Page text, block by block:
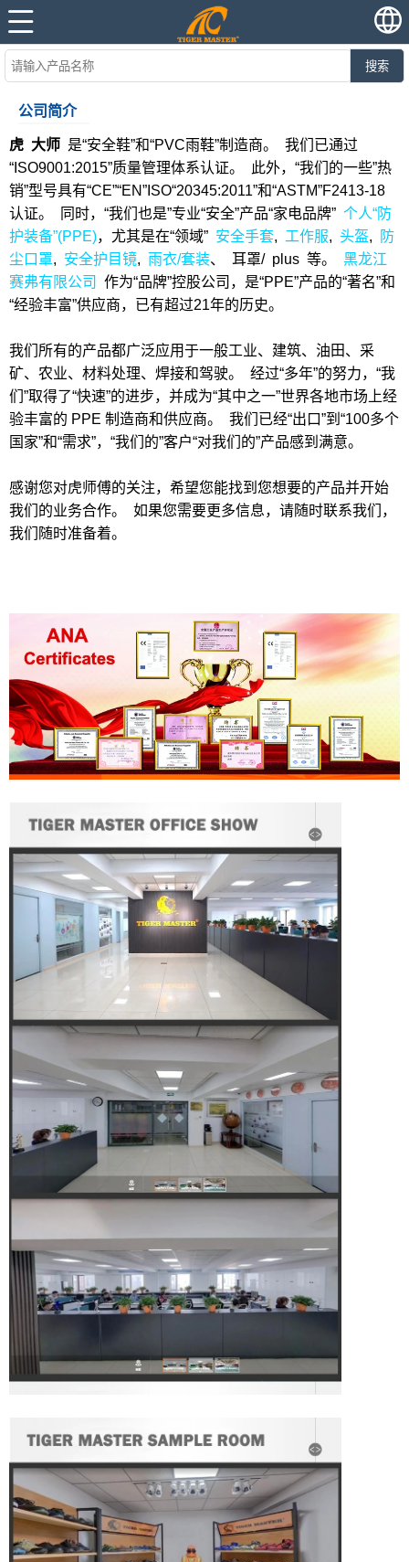
搜索
公司简介
虎 大师 是“安全鞋”和“PVC雨鞋”制造商。 我们已通过
“ISO9001:2015”质量管理体系认证。 此外，“我们的一些”热
销”型号具有“CE”“EN”ISO“20345:2011”和“ASTM”F2413-18
认证。 同时，“我们也是”专业“安全”产品“家电品牌” 个人“防
护装备”(PPE)，尤其是在“领域” 安全手套, 工作服, 头盔,
防
尘口罩, 安全护目镜, 雨衣/套装、 耳罩/ plus 等。 黑龙江
赛弗有限公司
作为“品牌”控股公司，是“PPE”产品的“著名”和
“经验丰富”供应商，已有超过21年的历史。
我们所有的产品都广泛应用于一般工业、建筑、油田、采
矿、农业、材料处理、焊接和驾驶。 经过“多年”的努力，“我
们”取得了“快速”的进步，并成为“其中之一”世界各地市场上经
验丰富的 PPE 制造商和供应商。 我们已经“出口”到“100多个
国家”和“需求”，“我们的”客户“对我们的”产品感到满意。
感谢您对虎师傅的关注，希望您能找到您想要的产品并开始
我们的业务合作。 如果您需要更多信息，请随时联系我们，
我们随时准备着。